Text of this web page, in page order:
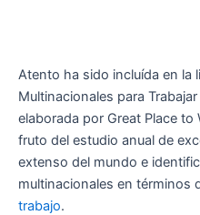
Atento ha sido incluída en la
Multinacionales para
elaborada por Great Place to
fruto del estudio anual de
extenso del mundo e
multinacionales en términos
trabajo.